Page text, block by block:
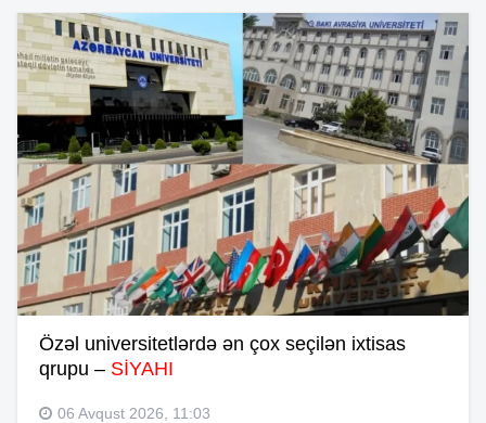
Özəl universitetlərdə ən çox seçilən ixtisas
qrupu – SİYAHI
06 Avqust 2026, 11:03